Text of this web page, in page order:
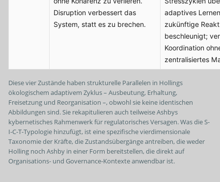
Disruption verbessert das
System, statt es zu brechen.
adaptives
zukünftige
beschleunigt;
Koordination
zentralisiertes
Diese vier Zustände haben strukturelle Parallelen in Hollings
ökologischem adaptivem Zyklus – Ausbeutung, Erhaltung,
Freisetzung und Reorganisation –, obwohl sie keine identischen
Abbildungen sind. Sie rekapitulieren auch teilweise Ashbys
kybernetisches Rahmenwerk für regulatorisches Versagen. Was die S-
I-C-T-Typologie hinzufügt, ist eine spezifische vierdimensionale
Taxonomie der Kräfte, die Zustandsübergänge antreiben, die weder
Holling noch Ashby in einer Form bereitstellen, die direkt auf
Organisations- und Governance-Kontexte anwendbar ist.